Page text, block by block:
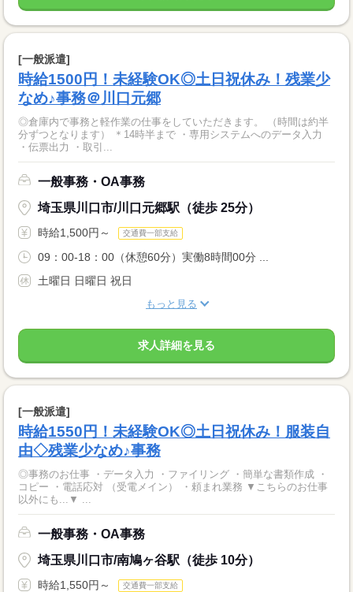
[一般派遣]
時給1500円！未経験OK◎土日祝休み！残業少
なめ♪事務＠川口元郷
◎倉庫内で事務と軽作業の仕事をしていただきます。 （時間は約半
分ずつとなります） ＊14時半まで ・専用システムへのデータ入力
・伝票出力 ・取引...
一般事務・OA事務
埼玉県川口市/川口元郷駅（徒歩 25分）
時給1,500円～ 交通費一部支給
09：00-18：00（休憩60分）実働8時間00分 ...
土曜日 日曜日 祝日
もっと見る
求人詳細を見る
[一般派遣]
時給1550円！未経験OK◎土日祝休み！服装自
由◇残業少なめ♪事務
◎事務のお仕事 ・データ入力 ・ファイリング ・簡単な書類作成 ・
コピー ・電話応対 （受電メイン） ・頼まれ業務 ▼こちらのお仕事
以外にも...▼ ...
一般事務・OA事務
埼玉県川口市/南鳩ヶ谷駅（徒歩 10分）
時給1,550円～ 交通費一部支給